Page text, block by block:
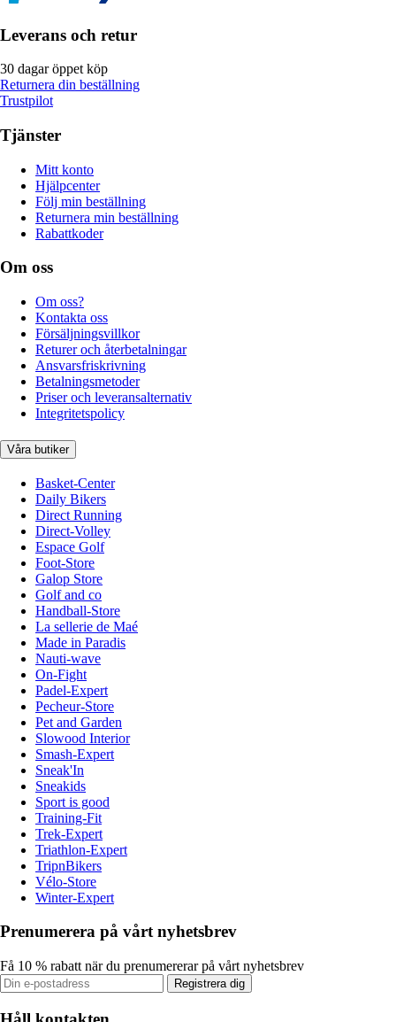
Leverans och retur
30 dagar öppet köp
Returnera din beställning
Trustpilot
Tjänster
Mitt konto
Hjälpcenter
Följ min beställning
Returnera min beställning
Rabattkoder
Om oss
Om oss?
Kontakta oss
Försäljningsvillkor
Returer och återbetalningar
Ansvarsfriskrivning
Betalningsmetoder
Priser och leveransalternativ
Integritetspolicy
Våra butiker
Basket-Center
Daily Bikers
Direct Running
Direct-Volley
Espace Golf
Foot-Store
Galop Store
Golf and co
Handball-Store
La sellerie de Maé
Made in Paradis
Nauti-wave
On-Fight
Padel-Expert
Pecheur-Store
Pet and Garden
Slowood Interior
Smash-Expert
Sneak'In
Sneakids
Sport is good
Training-Fit
Trek-Expert
Triathlon-Expert
TripnBikers
Vélo-Store
Winter-Expert
Prenumerera på vårt nyhetsbrev
Få 10 % rabatt när du prenumererar på vårt nyhetsbrev
Registrera dig